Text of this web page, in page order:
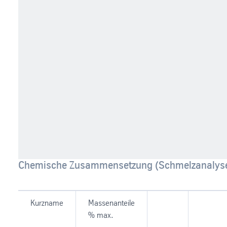
Chemische Zusammensetzung
Kurzname
Massenanteile
% max.